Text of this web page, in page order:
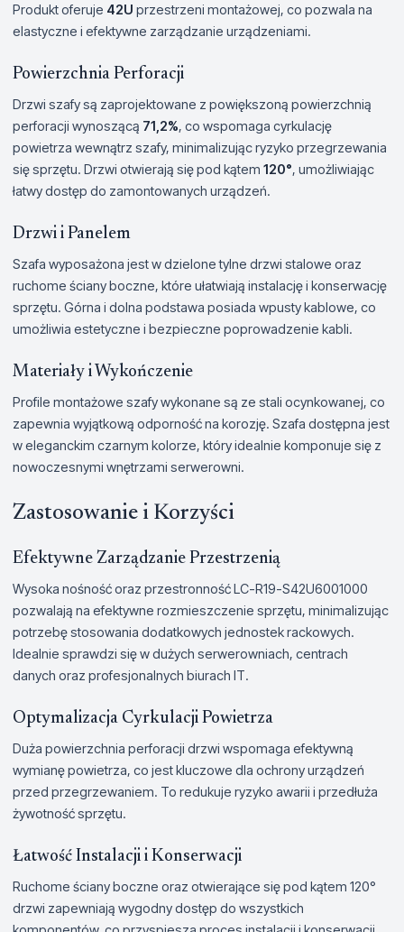
Produkt oferuje 42U przestrzeni montażowej, co pozwala na
elastyczne i efektywne zarządzanie urządzeniami.
Powierzchnia Perforacji
Drzwi szafy są zaprojektowane z powiększoną powierzchnią
perforacji wynoszącą 71,2%, co wspomaga cyrkulację
powietrza wewnątrz szafy, minimalizując ryzyko przegrzewania
się sprzętu. Drzwi otwierają się pod kątem 120°, umożliwiając
łatwy dostęp do zamontowanych urządzeń.
Drzwi i Panelem
Szafa wyposażona jest w dzielone tylne drzwi stalowe oraz
ruchome ściany boczne, które ułatwiają instalację i konserwację
sprzętu. Górna i dolna podstawa posiada wpusty kablowe, co
umożliwia estetyczne i bezpieczne poprowadzenie kabli.
Materiały i Wykończenie
Profile montażowe szafy wykonane są ze stali ocynkowanej, co
zapewnia wyjątkową odporność na korozję. Szafa dostępna jest
w eleganckim czarnym kolorze, który idealnie komponuje się z
nowoczesnymi wnętrzami serwerowni.
Zastosowanie i Korzyści
Efektywne Zarządzanie Przestrzenią
Wysoka nośność oraz przestronność LC-R19-S42U6001000
pozwalają na efektywne rozmieszczenie sprzętu, minimalizując
potrzebę stosowania dodatkowych jednostek rackowych.
Idealnie sprawdzi się w dużych serwerowniach, centrach
danych oraz profesjonalnych biurach IT.
Optymalizacja Cyrkulacji Powietrza
Duża powierzchnia perforacji drzwi wspomaga efektywną
wymianę powietrza, co jest kluczowe dla ochrony urządzeń
przed przegrzewaniem. To redukuje ryzyko awarii i przedłuża
żywotność sprzętu.
Łatwość Instalacji i Konserwacji
Ruchome ściany boczne oraz otwierające się pod kątem 120°
drzwi zapewniają wygodny dostęp do wszystkich